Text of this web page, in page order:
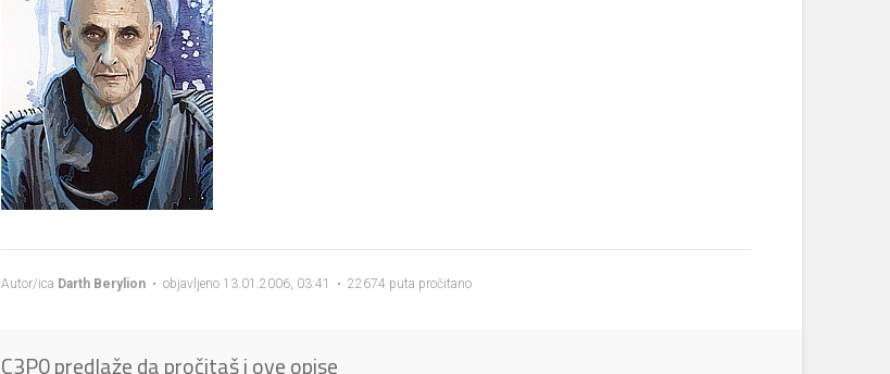
Autor/ica Darth Berylion • objavljeno 13.01.2006, 03:41 • 22674 puta pročitano
C3P0 predlaže da pročitaš i ove opise